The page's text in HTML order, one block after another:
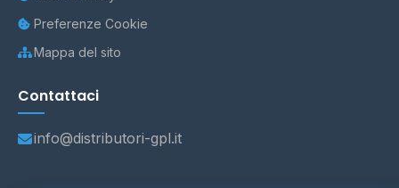
Preferenze Cookie
Mappa del sito
Contattaci
info@distributori-gpl.it